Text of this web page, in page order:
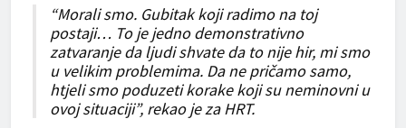
“Morali smo. Gubitak koji radimo na toj
postaji… To je jedno demonstrativno
zatvaranje da ljudi shvate da to nije hir, mi smo
u velikim problemima. Da ne pričamo samo,
htjeli smo poduzeti korake koji su neminovni u
ovoj situaciji”, rekao je za HRT.